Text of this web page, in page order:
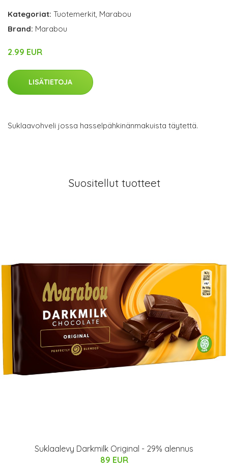
Kategoriat: Tuotemerkit, Marabou
Brand: Marabou
2.99 EUR
LISÄTIETOJA
Suklaavohveli jossa hasselpähkinänmakuista täytettä.
Suositellut tuotteet
Suklaalevy Darkmilk Original - 29% alennus
89 EUR